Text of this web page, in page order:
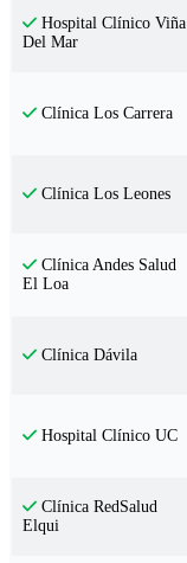
Hospital Clínico Viña
Del Mar
Clínica Los Carrera
Clínica Los Leones
Clínica Andes Salud
El Loa
Clínica Dávila
Hospital Clínico UC
Clínica RedSalud
Elqui